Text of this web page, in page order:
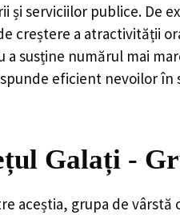
serviciilor publice. De
a atractivității
susține numărul mai
eficient nevoilor
Galați -
aceștia, grupa de vârstă